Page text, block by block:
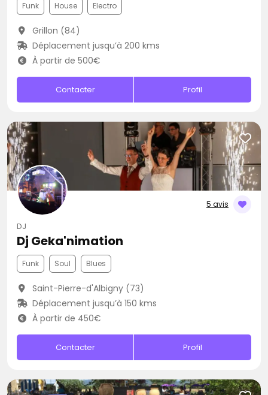
Funk House Electro
Grillon (84)
Déplacement jusqu’à 200 kms
À partir de 500€
Contacter Profil
5 avis
DJ
Dj Geka'nimation
Funk Soul Blues
Saint-Pierre-d'Albigny (73)
Déplacement jusqu’à 150 kms
À partir de 450€
Contacter Profil